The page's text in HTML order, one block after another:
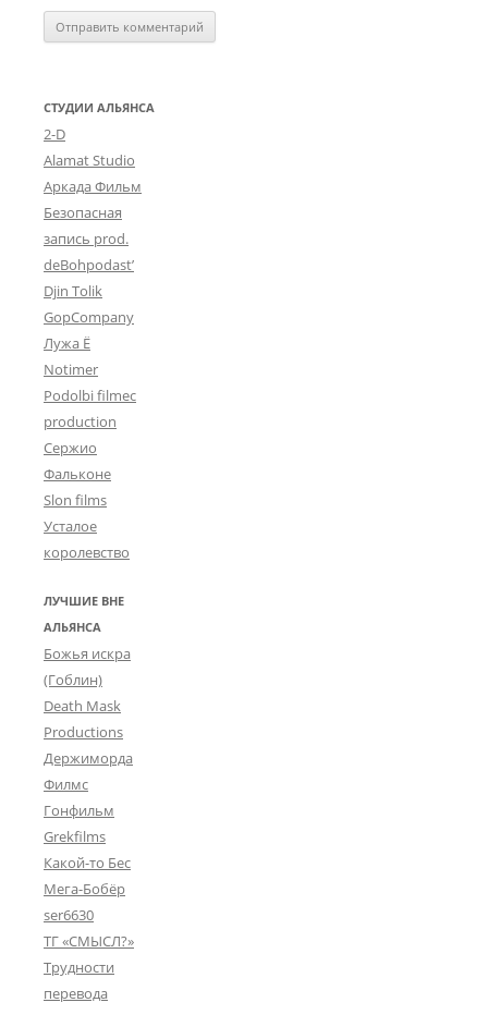
СТУДИИ АЛЬЯНСА
2-D
Alamat Studio
Аркада Фильм
Безопасная
запись prod.
deBohpodast’
Djin Tolik
GopCompany
Лужа Ё
Notimer
Podolbi filmec
production
Сержио
Фальконе
Slon films
Усталое
королевство
ЛУЧШИЕ ВНЕ
АЛЬЯНСА
Божья искра
(Гоблин)
Death Mask
Productions
Держиморда
Филмс
Гонфильм
Grekfilms
Какой-то Бес
Мега-Бобёр
ser6630
ТГ «СМЫСЛ?»
Трудности
перевода